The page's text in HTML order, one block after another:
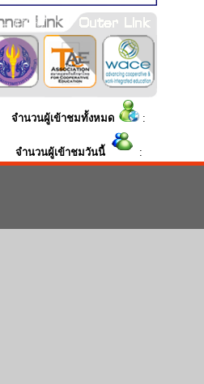
จำนวนผู้เข้าชมทั้งหมด :
จำนวนผู้เข้าชมวันนี้ :